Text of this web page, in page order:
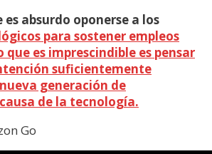
es absurdo oponerse a los
para sostener empleos
es imprescindible es pensar
suficientemente
generación de
de la tecnología.
Go